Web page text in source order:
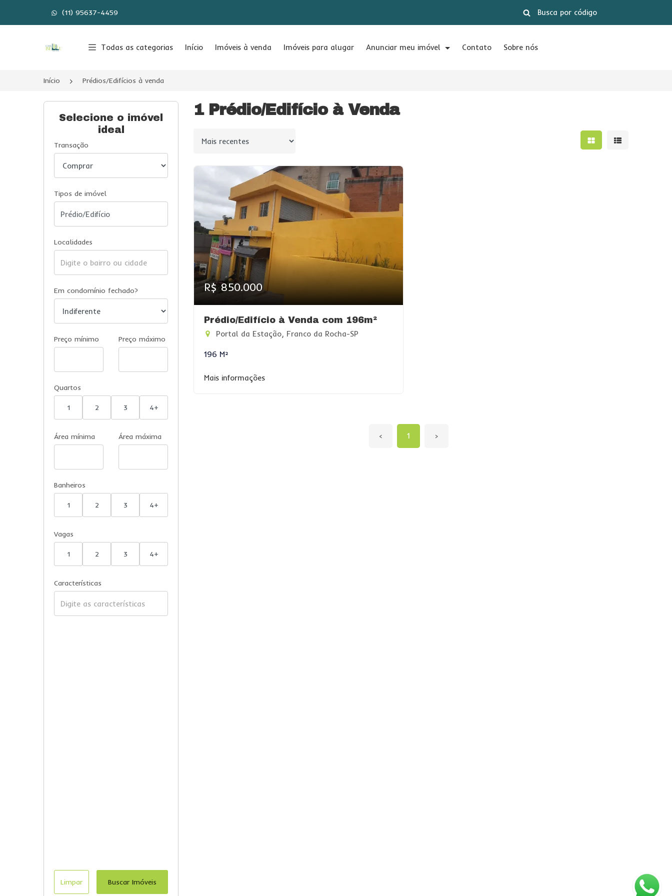
(11) 95637-4459
Página inicial
Todas as categorias Início Imóveis à venda Imóveis para alugar Anunciar meu imóvel Contato Sobre nós
Início Prédios/Edifícios à venda
Selecione o imóvel
ideal
Transação
Tipos de imóvel
Localidades
Em condomínio fechado?
Preço mínimo Preço máximo
Quartos
1 2 3 4+
Área mínima Área máxima
Banheiros
1 2 3 4+
Vagas
1 2 3 4+
Características
Limpar Buscar Imóveis
1 Prédio/Edifício à Venda
Ordenar por Mostrar resultados
Mostrar
R$ 850.000
Prédio/Edifício à Venda com 196m²
Portal da Estação, Franco da Rocha-SP
196 M²
Mais informações
‹ 1 ›